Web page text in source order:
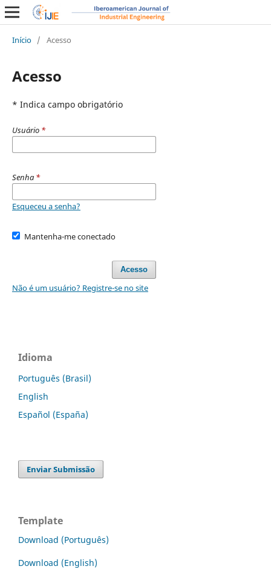
Início / Acesso
Acesso
* Indica campo obrigatório
Usuário *
Senha *
Esqueceu a senha?
Mantenha-me conectado
Acesso
Não é um usuário? Registre-se no site
Idioma
Português (Brasil)
English
Español (España)
Enviar Submissão
Template
Download (Português)
Download (English)